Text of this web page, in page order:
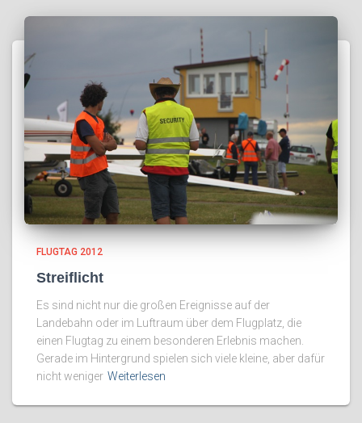
FLUGTAG 2012
Streiflicht
Es sind nicht nur die großen Ereignisse auf der
Landebahn oder im Luftraum über dem Flugplatz, die
einen Flugtag zu einem besonderen Erlebnis machen.
Gerade im Hintergrund spielen sich viele kleine, aber dafür
nicht weniger Weiterlesen